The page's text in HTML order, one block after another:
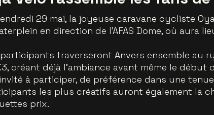
29 mai, la joyeuse caravane cycliste
en direction de l’AFAS Dome, où aura
traverseront Anvers ensemble au
créant déjà l’ambiance avant même le
à participer, de préférence dans une
les plus créatifs auront également la
prix.